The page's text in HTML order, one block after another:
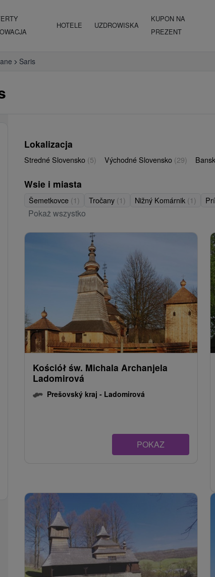
HOTELE UZDROWISKA
KUPON NA
PREZENT
Saris
Lokalizacja
Stredné Slovensko (5) Východné Slovensko (29)
Wsie i miasta
Šemetkovce (1) Tročany (1) Nižný Komárnik (1)
Pokaż wszystko
Kościół św. Michala Archanjela
Ladomirová
Prešovský kraj - Ladomirová
POKAZ